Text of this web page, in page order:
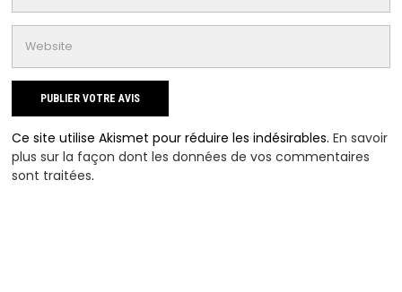
Ce site utilise Akismet pour réduire les indésirables.En savoir
plus sur la façon dont les données de vos commentaires
sont traitées.